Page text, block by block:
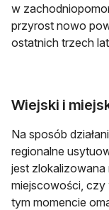
w
przyrost nowo
ostatnich trzech
Wiejski i
Na sposób
regionalne
jest zlokalizowana
miejscowości, czy
tym momencie